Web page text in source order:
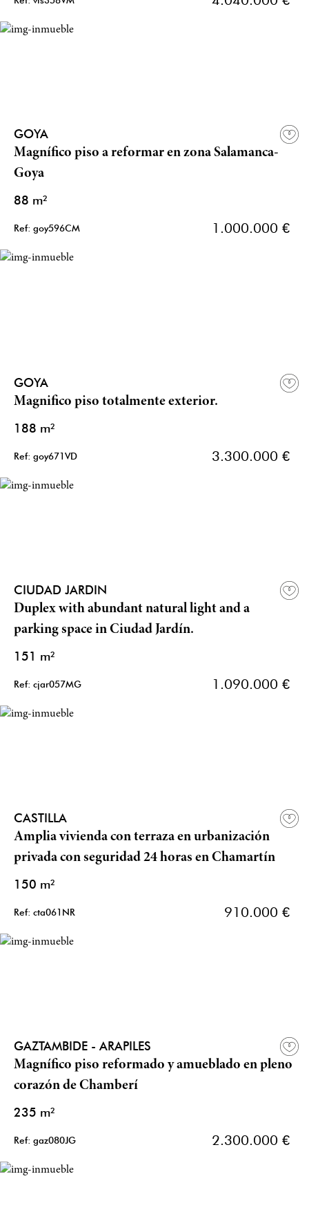
GOYA
Magnífico piso a reformar en zona Salamanca-
Goya
88 m²
Ref: goy596CM 1.000.000 €
GOYA
Magnifico piso totalmente exterior.
188 m²
Ref: goy671VD 3.300.000 €
CIUDAD JARDIN
Duplex with abundant natural light and a
parking space in Ciudad Jardín.
151 m²
Ref: cjar057MG 1.090.000 €
CASTILLA
Amplia vivienda con terraza en urbanización
privada con seguridad 24 horas en Chamartín
150 m²
Ref: cta061NR 910.000 €
GAZTAMBIDE - ARAPILES
Magnífico piso reformado y amueblado en pleno
corazón de Chamberí
235 m²
Ref: gaz080JG 2.300.000 €